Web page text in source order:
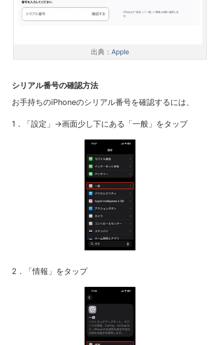
出典： Apple
シリアル番号の確認方法
お手持ちのiPhoneのシリアル番号を確認するには、
1．「設定」→画面少し下にある「一般」をタップ
2．「情報」をタップ